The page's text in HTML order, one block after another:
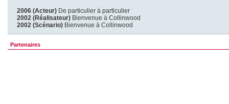
2006 (Acteur) De particulier à particulier
2002 (Réalisateur) Bienvenue à Collinwood
2002 (Scénario) Bienvenue à Collinwood
Partenaires